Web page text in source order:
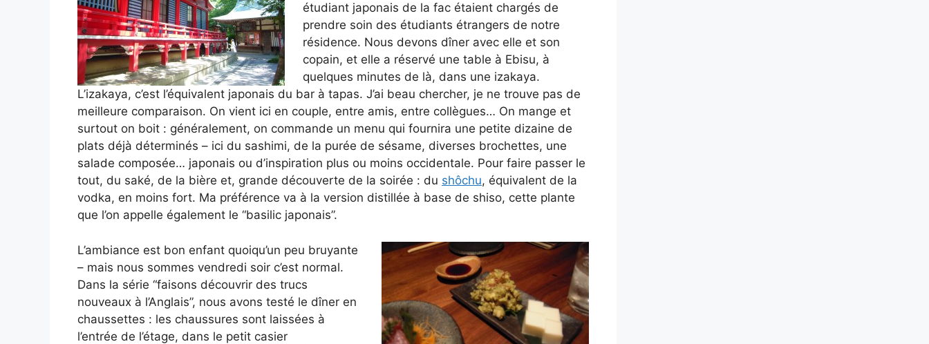
étudiant japonais de la fac étaient chargés de
prendre soin des étudiants étrangers de notre
résidence. Nous devons dîner avec elle et son
copain, et elle a réservé une table à Ebisu, à
quelques minutes de là, dans une izakaya.
L’izakaya, c’est l’équivalent japonais du bar à tapas. J’ai beau chercher, je ne trouve pas de
meilleure comparaison. On vient ici en couple, entre amis, entre collègues… On mange et
surtout on boit : généralement, on commande un menu qui fournira une petite dizaine de
plats déjà déterminés – ici du sashimi, de la purée de sésame, diverses brochettes, une
salade composée… japonais ou d’inspiration plus ou moins occidentale. Pour faire passer le
tout, du saké, de la bière et, grande découverte de la soirée : du shôchu, équivalent de la
vodka, en moins fort. Ma préférence va à la version distillée à base de shiso, cette plante
que l’on appelle également le “basilic japonais”.
L’ambiance est bon enfant quoiqu’un peu bruyante
– mais nous sommes vendredi soir c’est normal.
Dans la série “faisons découvrir des trucs
nouveaux à l’Anglais”, nous avons testé le dîner en
chaussettes : les chaussures sont laissées à
l’entrée de l’étage, dans le petit casier